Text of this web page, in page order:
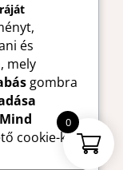
és
mely
gombra
Mind
cookie-k
0